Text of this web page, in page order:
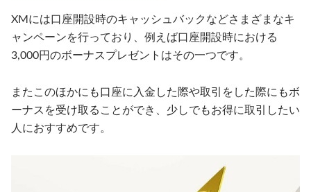
XMには口座開設時のキャッシュバックなどさまざまなキ
ャンペーンを行っており、例えば口座開設時における
3,000円のボーナスプレゼントはその一つです。
またこのほかにも口座に入金した際や取引をした際にもボ
ーナスを受け取ることができ、少しでもお得に取引したい
人におすすめです。